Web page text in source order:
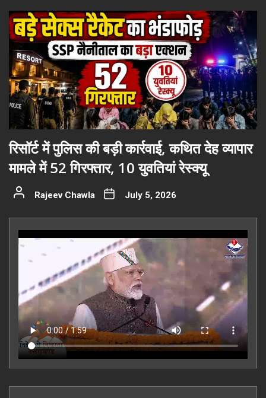
रिसॉर्ट में पुलिस की बड़ी कार्रवाई, कथित देह व्यापार
मामले में 52 गिरफ्तार, 10 युवतियां रेस्क्यू
Rajeev Chawla July 5, 2026